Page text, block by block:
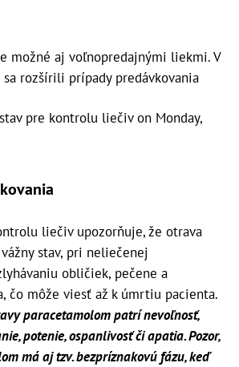
možné aj voľnopredajnými liekmi. V
rozšírili prípady predávkovania
pre kontrolu liečivon Monday,
liečiv upozorňuje, že otrava
stav, pri neliečenej
obličiek, pečene a
čo môže viesť až k úmrtiu pacienta.
paracetamolom patrí nevoľnosť,
potenie, ospanlivosť či apatia. Pozor,
má aj tzv. bezpríznakovú fázu, keď